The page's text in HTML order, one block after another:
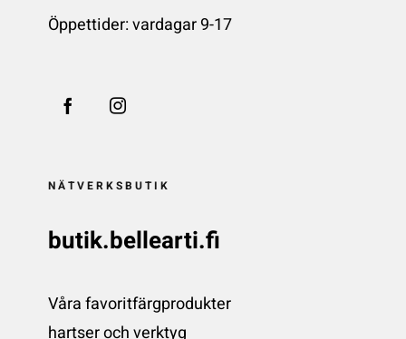
Öppettider: vardagar 9-17
NÄTVERKSBUTIK
butik.bellearti.fi
Våra favoritfärgprodukter
hartser och verktyg